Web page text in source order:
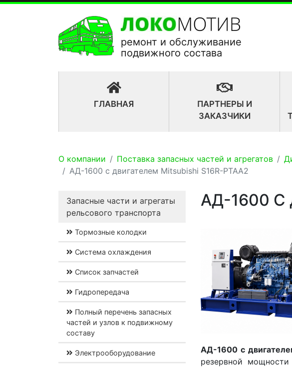
ремонт и обслуживание
подвижного состава
ГЛАВНАЯ
ПАРТНЕРЫ И
ЗАКАЗЧИКИ
О компании Поставка запасных частей и агрегатов
АД-1600 с двигателем Mitsubishi S16R-PTAA2
Запасные части и агрегаты
рельсового транспорта
Тормозные колодки
Система охлаждения
Список запчастей
Гидропередача
Полный перечень запасных
частей и узлов к подвижному
составу
Электрооборудование
АД-1600 С
АД-1600 с
резервной